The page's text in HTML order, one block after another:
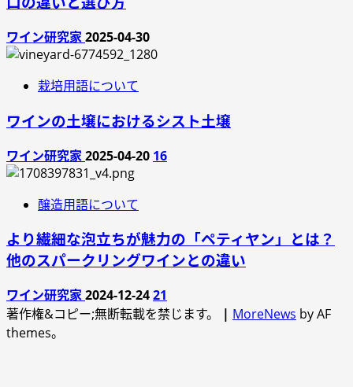
ワイン研究家2025-04-30
栽培用語について
ワインの土壌におけるシスト土壌
ワイン研究家2025-04-20 16
醸造用語について
より繊細な泡立ちが魅力の「ペティヤン」とは？
他のスパークリングワインとの違い
ワイン研究家2024-12-2421
著作権&コピー;無断転載を禁じます。
| MoreNews by AF
themes。